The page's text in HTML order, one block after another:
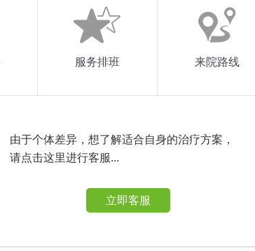
服务排班 来院路线
由于个体差异，想了解适合自身的治疗方案，
请点击这里进行客服...
立即客服